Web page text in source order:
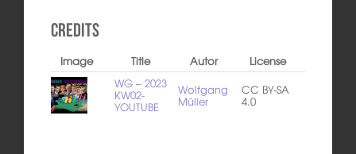
Credits
Image Title Autor
License
WG – 2023
KW02-
YOUTUBE
Wolfgang
Müller
CC BY-SA
4.0